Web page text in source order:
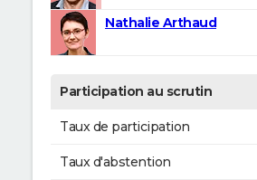
Nathalie Arthaud
Participation au scrutin
Taux de participation
Taux d'abstention